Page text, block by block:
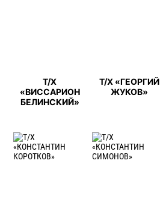
Т/Х
«ВИССАРИОН
БЕЛИНСКИЙ»
Т/Х «ГЕОРГИЙ
ЖУКОВ»